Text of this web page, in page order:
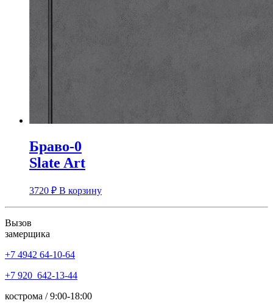
Браво-0
Slate Art
3720 ₽ В корзину
Вызов
замерщика
+7 4942 64-10-64
+7 920 642-13-44
кострома / 9:00-18:00